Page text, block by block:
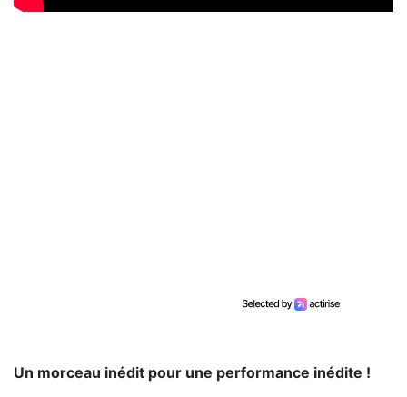
Un morceau inédit pour une performance inédite !